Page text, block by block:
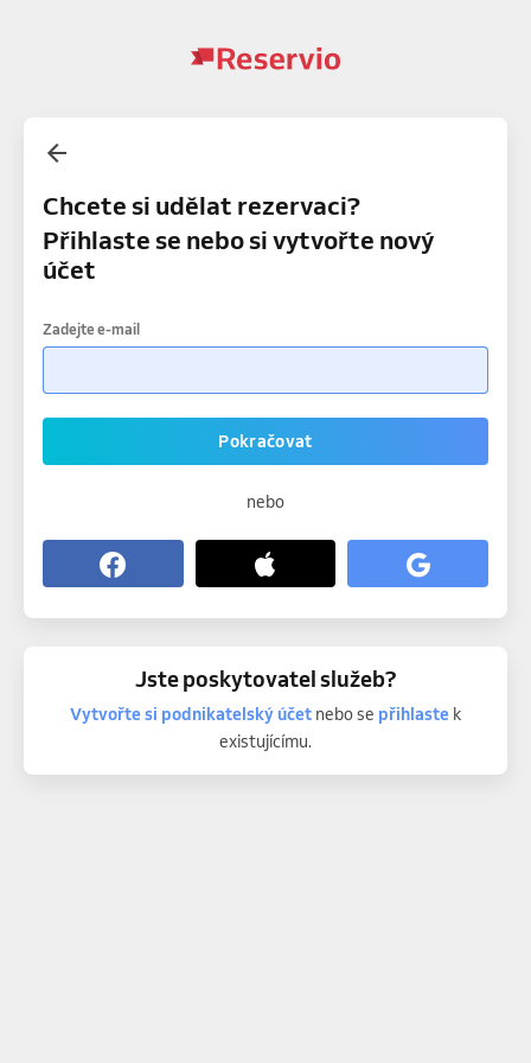
Chcete si udělat rezervaci?
Přihlaste se nebo si vytvořte nový
účet
Zadejte e-mail
Pokračovat
nebo
Jste poskytovatel služeb?
Vytvořte si podnikatelský účetnebo se přihlastek
existujícímu.